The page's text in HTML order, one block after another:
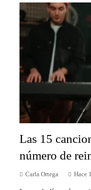
Las 15
número de
Carla Ortega Hace